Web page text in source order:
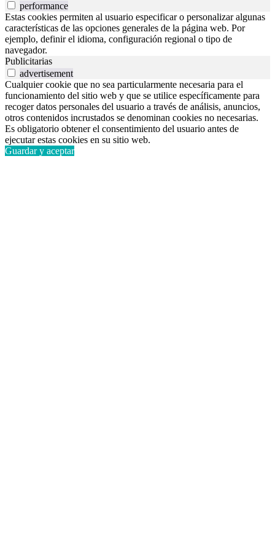
performance
Estas cookies permiten al usuario especificar o personalizar algunas
características de las opciones generales de la página web. Por
ejemplo, definir el idioma, configuración regional o tipo de
navegador.
Publicitarias
advertisement
Cualquier cookie que no sea particularmente necesaria para el
funcionamiento del sitio web y que se utilice específicamente para
recoger datos personales del usuario a través de análisis, anuncios,
otros contenidos incrustados se denominan cookies no necesarias.
Es obligatorio obtener el consentimiento del usuario antes de
ejecutar estas cookies en su sitio web.
Guardar y aceptar